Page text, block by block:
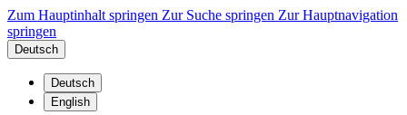
Zum Hauptinhalt springen Zur Suche springen Zur Hauptnavigation
springen
Deutsch
Deutsch
English